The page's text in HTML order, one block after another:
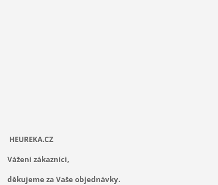
HEUREKA.CZ
Vážení zákazníci,
děkujeme za Vaše objednávky.